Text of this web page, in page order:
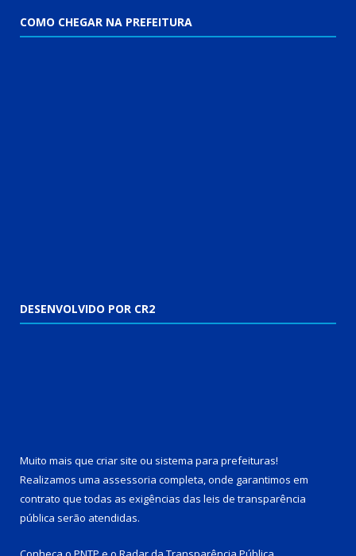
COMO CHEGAR NA PREFEITURA
DESENVOLVIDO POR CR2
Muito mais que criar site ou sistema para prefeituras!
Realizamos uma assessoria completa, onde garantimos em
contrato que todas as exigências das leis de transparência
pública serão atendidas.